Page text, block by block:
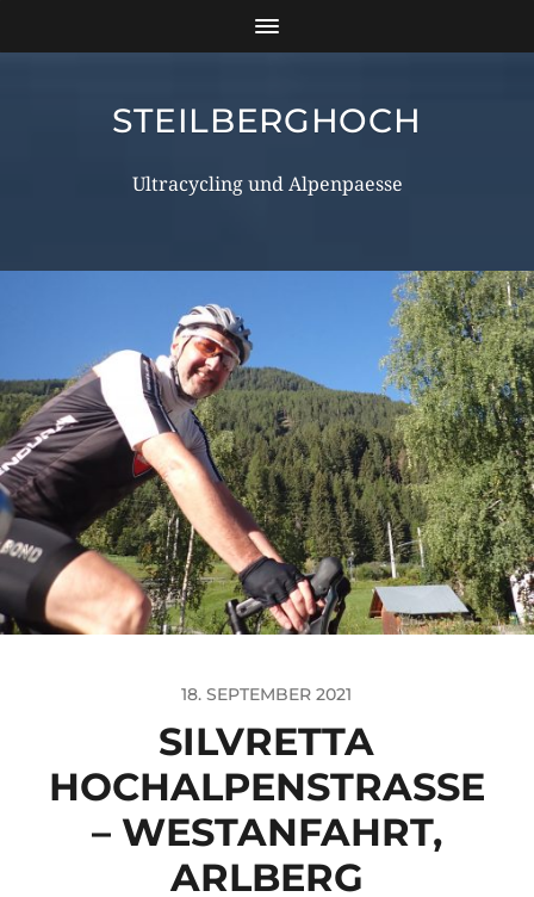
STEILBERGHOCH
Ultracycling und Alpenpaesse
18. SEPTEMBER 2021
SILVRETTA
HOCHALPENSTRASSE –
WESTANFAHRT, A
RLBERG O